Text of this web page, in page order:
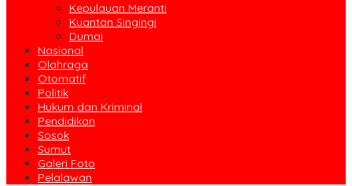
Kepulauan Meranti
Kuantan Singingi
Dumai
Nasional
Olahraga
Otomatif
Politik
Hukum dan Kriminal
Pendidikan
Sosok
Sumut
Galeri Foto
Pelalawan